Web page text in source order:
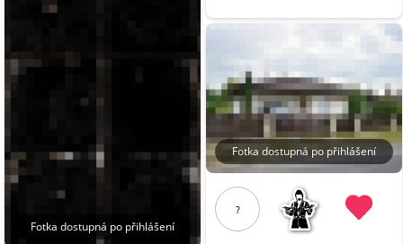
Fotka dostupná po přihlášení
Fotka dostupná po přihlášení
?